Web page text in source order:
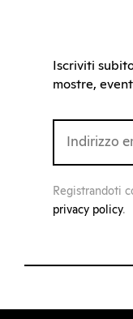
Iscriviti
mostre,
Registrandoti
privacy policy.